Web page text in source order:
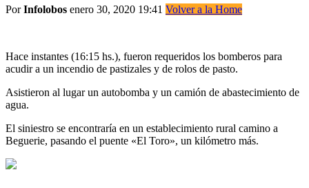
PorInfolobos enero 30, 2020 19:41 Volver a la Home
Hace instantes (16:15 hs.), fueron requeridos los bomberos para
acudir a un incendio de pastizales y de rolos de pasto.
Asistieron al lugar un autobomba y un camión de abastecimiento de
agua.
El siniestro se encontraría en un establecimiento rural camino a
Beguerie, pasando el puente «El Toro», un kilómetro más.